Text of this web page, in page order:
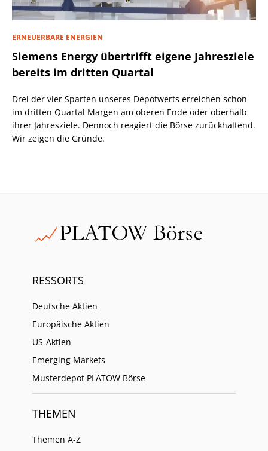
ERNEUERBARE ENERGIEN
Siemens Energy übertrifft eigene Jahresziele
bereits im dritten Quartal
Drei der vier Sparten unseres Depotwerts erreichen schon
im dritten Quartal Margen am oberen Ende oder oberhalb
ihrer Jahresziele. Dennoch reagiert die Börse zurückhaltend.
Wir zeigen die Gründe.
RESSORTS
Deutsche Aktien
Europäische Aktien
US-Aktien
Emerging Markets
Musterdepot PLATOW Börse
THEMEN
Themen A-Z